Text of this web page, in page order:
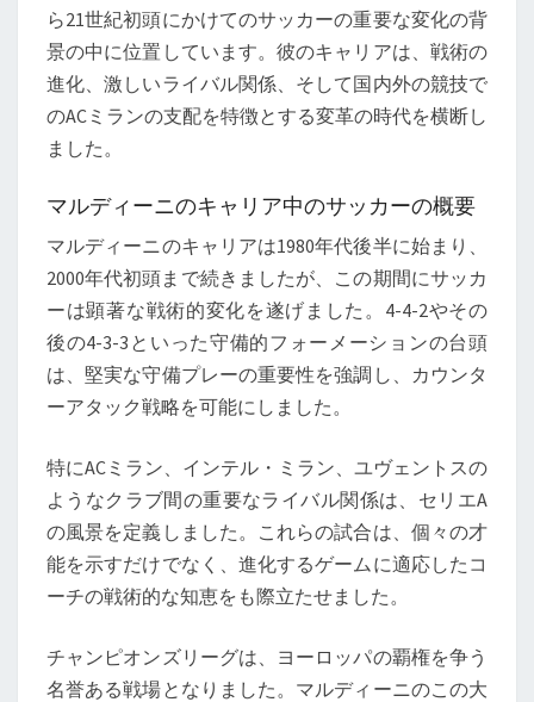
ら21世紀初頭にかけてのサッカーの重要な変化の背
景の中に位置しています。彼のキャリアは、戦術の
進化、激しいライバル関係、そして国内外の競技で
のACミランの支配を特徴とする変革の時代を横断し
ました。
マルディーニのキャリア中のサッカーの概要
マルディーニのキャリアは1980年代後半に始まり、
2000年代初頭まで続きましたが、この期間にサッカ
ーは顕著な戦術的変化を遂げました。4-4-2やその
後の4-3-3といった守備的フォーメーションの台頭
は、堅実な守備プレーの重要性を強調し、カウンタ
ーアタック戦略を可能にしました。
特にACミラン、インテル・ミラン、ユヴェントスの
ようなクラブ間の重要なライバル関係は、セリエA
の風景を定義しました。これらの試合は、個々の才
能を示すだけでなく、進化するゲームに適応したコ
ーチの戦術的な知恵をも際立たせました。
チャンピオンズリーグは、ヨーロッパの覇権を争う
名誉ある戦場となりました。マルディーニのこの大